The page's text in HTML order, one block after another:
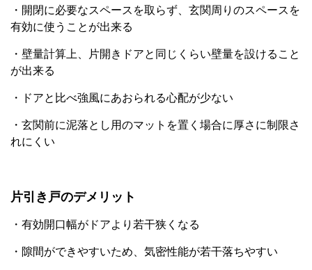
・開閉に必要なスペースを取らず、玄関周りのスペースを
有効に使うことが出来る
・壁量計算上、片開きドアと同じくらい壁量を設けること
が出来る
・ドアと比べ強風にあおられる心配が少ない
・玄関前に泥落とし用のマットを置く場合に厚さに制限さ
れにくい
片引き戸のデメリット
・有効開口幅がドアより若干狭くなる
・隙間ができやすいため、気密性能が若干落ちやすい